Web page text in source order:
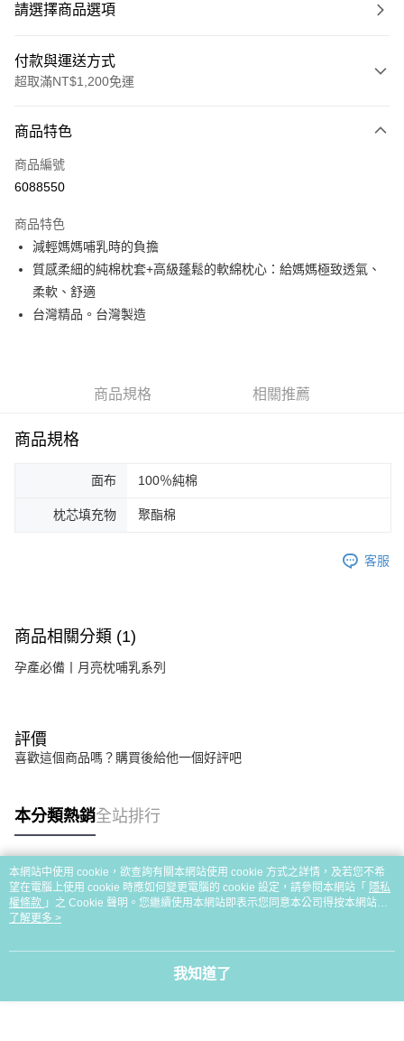
請選擇商品選項
付款與運送方式
超取滿NT$1,200免運
信用卡一次付款
超商取貨付款
Apple Pay
ATM付款
運送方式
每筆NT$65，滿NT$1,200(含以上)免運費
每筆NT$65，滿NT$1,200(含以上)免運費
付款後7-11取貨
宅配離島（澎湖金門馬祖小琉球）
每筆NT$90，滿NT$1,500(含以上)免運費
商品特色
商品編號
6088550
商品特色
減輕媽媽哺乳時的負擔
質感柔細的純棉枕套+高級蓬鬆的軟綿枕心：給媽媽極致透氣、
柔軟、舒適
台灣精品。台灣製造
商品規格 相關推薦
商品規格
面布 100％純棉
枕芯填充物 聚酯棉
客服
商品相關分類 (1)
孕產必備丨月亮枕哺乳系列
評價
喜歡這個商品嗎？購買後給他一個好評吧
本分類熱銷全站排行
熱門標籤
本網站中使用 cookie，欲查詢有關本網站使用 cookie 方式之詳情，及若您不希
望在電腦上使用 cookie 時應如何變更電腦的 cookie 設定，請參閱本網站「 隱私
權條款 」之 Cookie 聲明。您繼續使用本網站即表示您同意本公司得按本網站使
用條款之 Cookie 聲明使用 cookie。
了解更多 >
我知道了